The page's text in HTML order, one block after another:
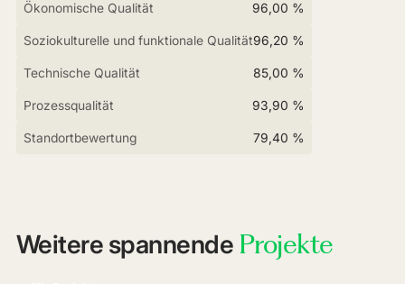
Ökonomische Qualität 96,00 %
Soziokulturelle und funktionale Qualität96,20 %
Technische Qualität 85,00 %
Prozessqualität 93,90 %
Standortbewertung 79,40 %
Weitere spannende Projekte